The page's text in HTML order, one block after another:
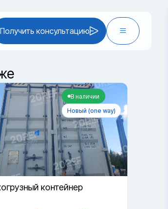
Получить консультацию
В наличии
Новый (one way)
контейнер